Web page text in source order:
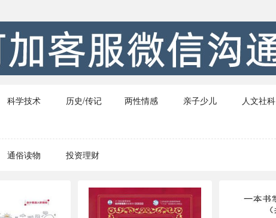
科学技术 历史/传记 两性情感 亲子少儿 人文社科
通俗读物 投资理财